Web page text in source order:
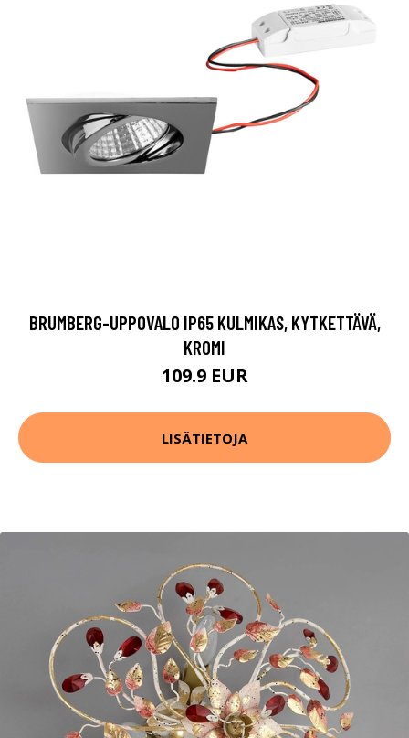
BRUMBERG-UPPOVALO IP65 KULMIKAS, KYTKETTÄVÄ,
KROMI
109.9 EUR
LISÄTIETOJA